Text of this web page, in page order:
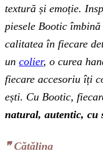
textură și emoție.
piesele Bootic
calitatea în fiecare
un colier, o curea
fiecare accesoriu îți
ești. Cu Bootic,
natural, autentic, cu
❞‬ Cătălina